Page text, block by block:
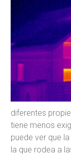
diferentes
tiene menos
puede ver que
la que rodea a